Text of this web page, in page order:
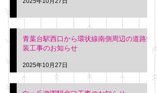
青葉台駅西口から環状線南側周辺の道路舗
装工事のお知らせ
2025年10月27日